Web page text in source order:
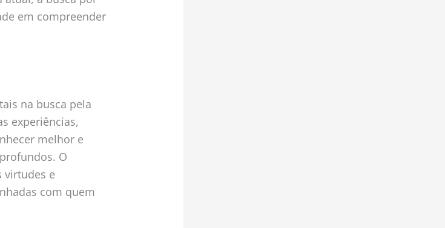
em compreender
na busca pela
experiências,
melhor e
O
virtudes e
com quem